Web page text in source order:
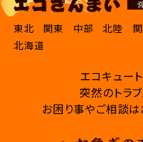
東北 関東 中部 北陸
北海道
エコキュー
突然のトラ
お困り事やご相談は